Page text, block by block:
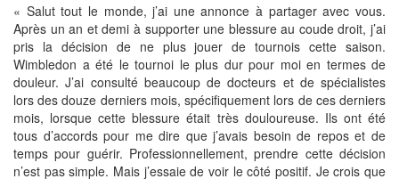
« Salut tout le monde, j’ai une annonce à partager avec vous.
Après un an et demi à supporter une blessure au coude droit, j’ai
pris la décision de ne plus jouer de tournois cette saison.
Wimbledon a été le tournoi le plus dur pour moi en termes de
douleur. J’ai consulté beaucoup de docteurs et de spécialistes
lors des douze derniers mois, spécifiquement lors de ces derniers
mois, lorsque cette blessure était très douloureuse. Ils ont été
tous d’accords pour me dire que j’avais besoin de repos et de
temps pour guérir. Professionnellement, prendre cette décision
n’est pas simple. Mais j’essaie de voir le côté positif. Je crois que